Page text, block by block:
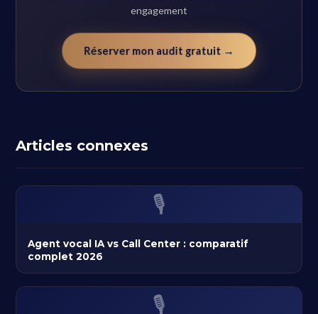
engagement
Réserver mon audit gratuit →
Articles connexes
🎙️
Agent vocal IA vs Call Center : comparatif
complet 2026
🎙️